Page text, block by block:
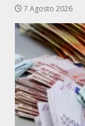
7 Agosto 2026